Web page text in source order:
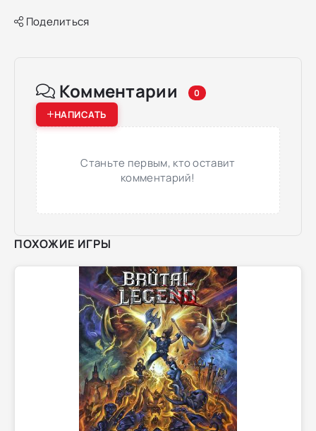
Поделиться
Комментарии 0
НАПИСАТЬ
Станьте первым, кто оставит
комментарий!
ПОХОЖИЕ ИГРЫ